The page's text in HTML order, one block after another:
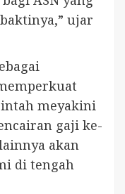
ujar
meyakini
gaji ke-
akan
di tengah